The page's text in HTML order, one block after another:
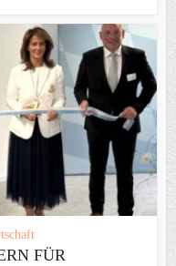
FÜR